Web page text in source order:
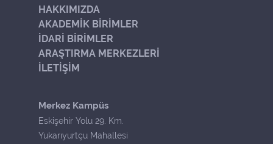
HAKKIMIZDA
AKADEMİK BİRİMLER
İDARİ BİRİMLER
ARAŞTIRMA MERKEZLERİ
İLETİŞİM
Merkez Kampüs
Eskişehir Yolu 29. Km.
Yukarıyurtçu Mahallesi